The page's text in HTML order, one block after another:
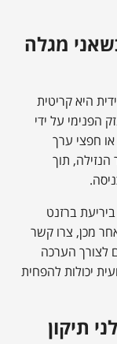
מגלה
היא קריטית
הפנימי על ידי
חפצי ערך
תוך
ברזנט
מכן, צרו קשר
לצורך הערכה
יכולות להפחית
תיקון